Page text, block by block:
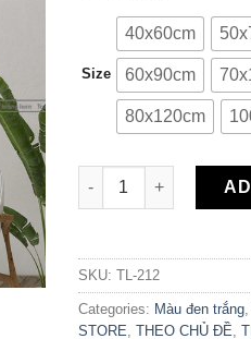
Size
40x60cm
60x90cm
80x120cm
Tranh Canvas Cô Gái
SKU: TL-212
Categories: Màu đen trắng
STORE THEO CHỦ ĐỀ